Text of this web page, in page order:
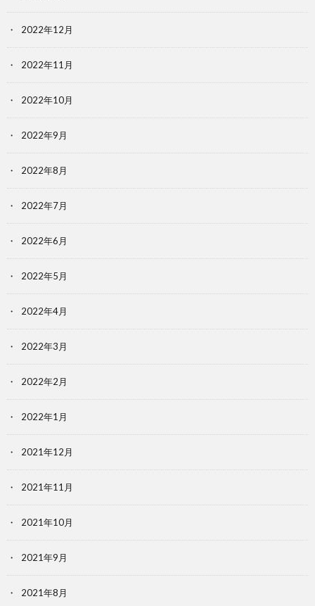
2022年12月
2022年11月
2022年10月
2022年9月
2022年8月
2022年7月
2022年6月
2022年5月
2022年4月
2022年3月
2022年2月
2022年1月
2021年12月
2021年11月
2021年10月
2021年9月
2021年8月